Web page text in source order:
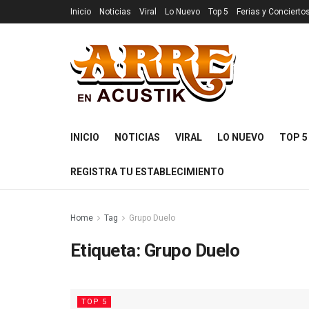
Inicio Noticias Viral Lo Nuevo Top 5 Ferias y Conciertos
INICIO NOTICIAS VIRAL LO NUEVO TOP 5
REGISTRA TU ESTABLECIMIENTO
Home Tag Grupo Duelo
Etiqueta: Grupo Duelo
TOP 5